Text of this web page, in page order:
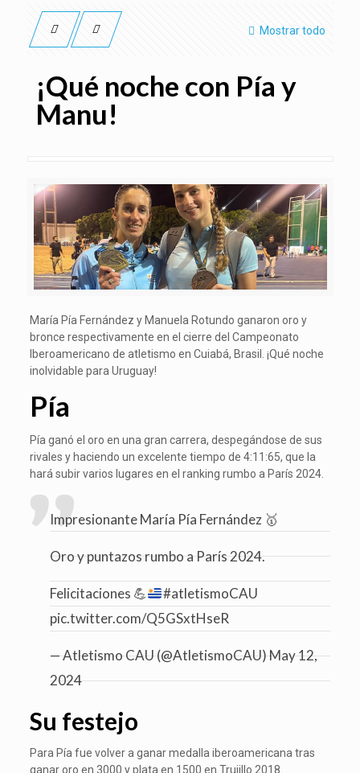
Mostrar todo
¡Qué noche con Pía y
Manu!
María Pía Fernández y Manuela Rotundo ganaron oro y
bronce respectivamente en el cierre del Campeonato
Iberoamericano de atletismo en Cuiabá, Brasil. ¡Qué noche
inolvidable para Uruguay!
Pía
Pía ganó el oro en una gran carrera, despegándose de sus
rivales y haciendo un excelente tiempo de 4:11:65, que la
hará subir varios lugares en el ranking rumbo a París 2024.
Impresionante María Pía Fernández 🥇
Oro y puntazos rumbo a París 2024.
Felicitaciones 💪
#atletismoCAU
pic.twitter.com/Q5GSxtHseR
— Atletismo CAU (@AtletismoCAU)May 12,
2024
Su festejo
Para Pía fue volver a ganar medalla iberoamericana tras
ganar oro en 3000 y plata en 1500 en Trujillo 2018.